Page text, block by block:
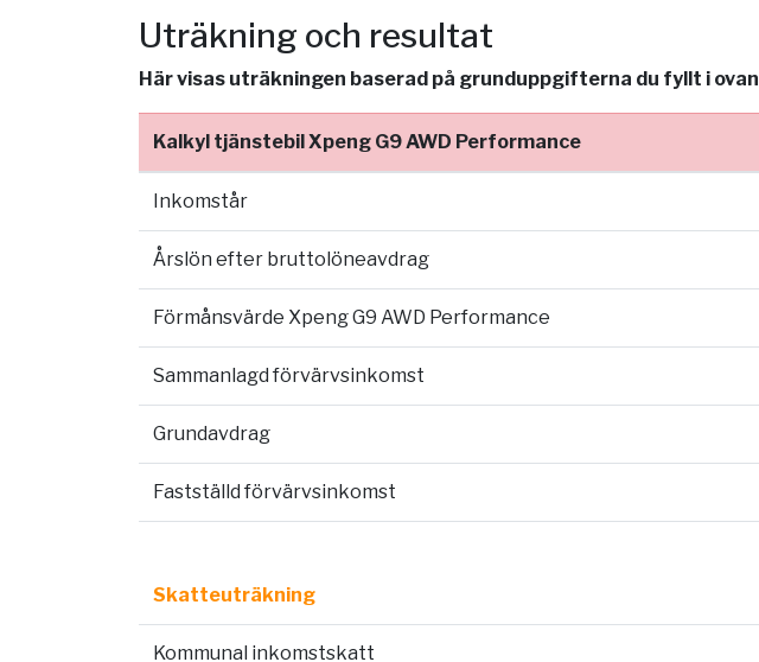
Uträkning och resultat
Här visas uträkningen baserad på grunduppgifterna du fyllt i ovan
Kalkyl tjänstebil Xpeng G9 AWD Performance
Inkomstår
Årslön efter bruttolöneavdrag
Förmånsvärde Xpeng G9 AWD Performance
Sammanlagd förvärvsinkomst
Grundavdrag
Fastställd förvärvsinkomst
Skatteuträkning
Kommunal inkomstskatt